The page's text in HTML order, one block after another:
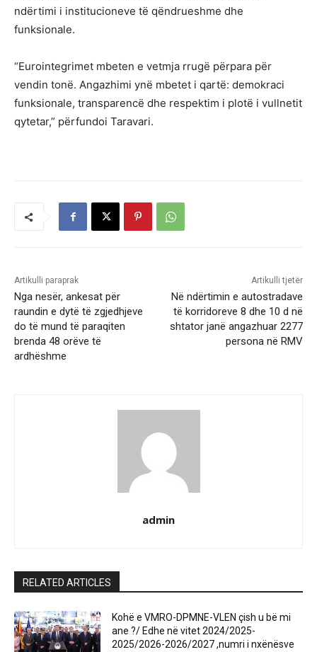
ndërtimi i institucioneve të qëndrueshme dhe
funksionale.
“Eurointegrimet mbeten e vetmja rrugë përpara për
vendin tonë. Angazhimi ynë mbetet i qartë: demokraci
funksionale, transparencë dhe respektim i plotë i vullnetit
qytetar,” përfundoi Taravari.
Artikulli paraprak
Nga nesër, ankesat për
raundin e dytë të zgjedhjeve
do të mund të paraqiten
brenda 48 orëve të
ardhëshme
Artikulli tjetër
Në ndërtimin e autostradave
të korridoreve 8 dhe 10 d në
shtator janë angazhuar 2277
persona në RMV
admin
RELATED ARTICLES
Kohë e VMRO-DPMNE-VLEN çish u bë mi
ane ?/ Edhe në vitet 2024/2025-
2025/2026-2026/2027 ,numri i nxënësve